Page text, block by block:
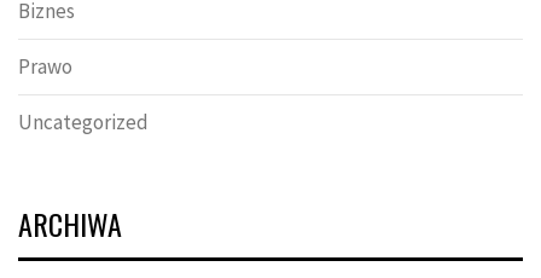
Biznes
Prawo
Uncategorized
ARCHIWA